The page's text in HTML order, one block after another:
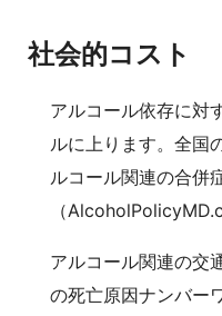
社会的コスト
アルコール依存に対
ルに上ります。全国
ルコール関連の合併
（
アルコール関連の交
の死亡原因ナンバー